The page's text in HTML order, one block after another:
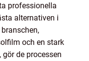
professionella
alternativen i
och en stark
de processen